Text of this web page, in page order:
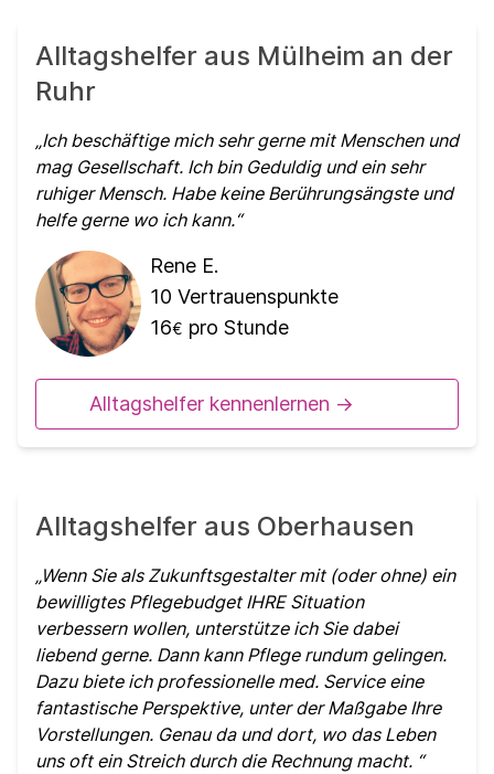
Alltagshelfer aus Mülheim an der
Ruhr
Ich beschäftige mich sehr gerne mit Menschen und
mag Gesellschaft. Ich bin Geduldig und ein sehr
ruhiger Mensch. Habe keine Berührungsängste und
helfe gerne wo ich kann.
Rene E.
10 Vertrauenspunkte
16€ pro Stunde
Alltagshelfer kennenlernen ->
Alltagshelfer aus Oberhausen
Wenn Sie als Zukunftsgestalter mit (oder ohne) ein
bewilligtes Pflegebudget IHRE Situation
verbessern wollen, unterstütze ich Sie dabei
liebend gerne. Dann kann Pflege rundum gelingen.
Dazu biete ich professionelle med. Service eine
fantastische Perspektive, unter der Maßgabe Ihre
Vorstellungen. Genau da und dort, wo das Leben
uns oft ein Streich durch die Rechnung macht.